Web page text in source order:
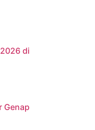
di
Genap